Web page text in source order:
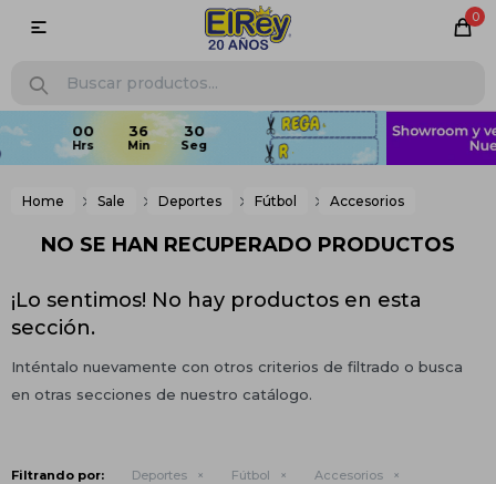
0

Home Sale Deportes Fútbol Accesorios
NO SE HAN RECUPERADO PRODUCTOS
¡Lo sentimos! No hay productos en esta
sección.
Inténtalo nuevamente con otros criterios de filtrado o busca
en otras secciones de nuestro catálogo.
Filtrando por: Deportes Fútbol Accesorios